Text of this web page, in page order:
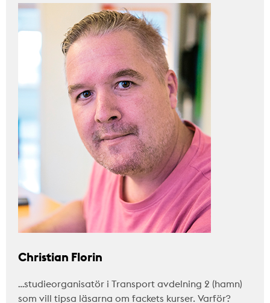
Christian Florin
…studieorganisatör i Transport avdelning 2 (hamn)
som vill tipsa läsarna om fackets kurser. Varför?